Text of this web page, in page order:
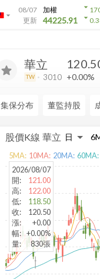
arrow_drop_down
08/07
更新
加權
44225.91
arrow_drop_down
arrow_drop_down
華立
TW 3010 +0.00%
集保分布 董監持股
股價K線 華立
2026/08/07
開:
121.00
高:
122.00
低:
118.50
收:
120.50
漲:
+0.00
幅: +0.00%
量: 830張
5MA: 10MA: 20MA: 60MA: